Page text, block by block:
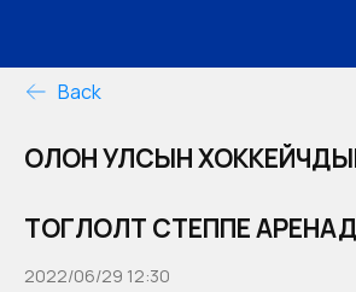
Back
ОЛОН УЛСЫН ХОККЕЙЧДЫН
ТОГЛОЛТ СТЕППЕ
2022/06/29 12:30